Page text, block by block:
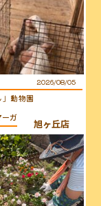
2026/08/05
」動物園
ーガレット(キッチン)
旭ヶ丘店